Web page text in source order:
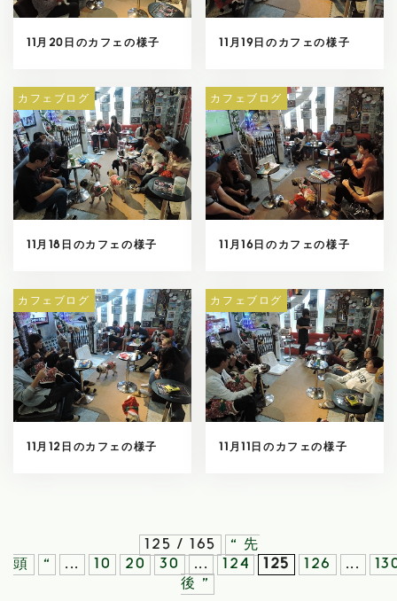
11月20日のカフェの様子 11月19日のカフェの様子
カフェブログ
11月18日のカフェの様子
カフェブログ
11月16日のカフェの様子
カフェブログ
11月12日のカフェの様子
カフェブログ
11月11日のカフェの様子
125 / 165
« 先
頭
« ... 10 20 30 ... 124 125 126 ...
後 »